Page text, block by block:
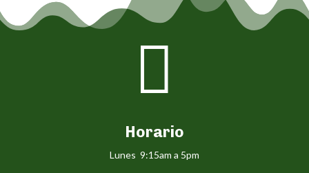

Horario
Lunes 9:15am a 5pm